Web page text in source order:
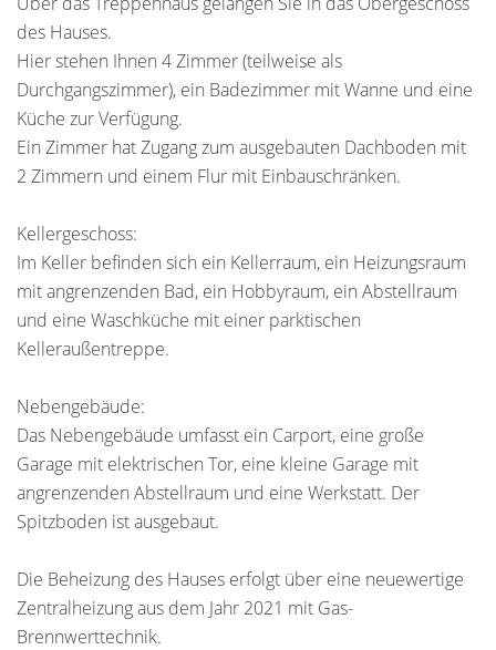
des Hauses.
Hier stehen Ihnen 4 Zimmer (teilweise als
Durchgangszimmer), ein Badezimmer mit Wanne und eine
Küche zur Verfügung.
Ein Zimmer hat Zugang zum ausgebauten Dachboden mit
2 Zimmern und einem Flur mit Einbauschränken.
Kellergeschoss:
Im Keller befinden sich ein Kellerraum, ein Heizungsraum
mit angrenzenden Bad, ein Hobbyraum, ein Abstellraum
und eine Waschküche mit einer parktischen
Kelleraußentreppe.
Nebengebäude:
Das Nebengebäude umfasst ein Carport, eine große
Garage mit elektrischen Tor, eine kleine Garage mit
angrenzenden Abstellraum und eine Werkstatt. Der
Spitzboden ist ausgebaut.
Die Beheizung des Hauses erfolgt über eine neuewertige
Zentralheizung aus dem Jahr 2021 mit Gas-
Brennwerttechnik.